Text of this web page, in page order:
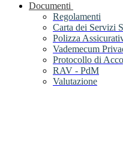
Documenti
Regolamenti
Carta dei Servizi
Polizza
Vademecum
Protocollo di
RAV - PdM
Valutazione